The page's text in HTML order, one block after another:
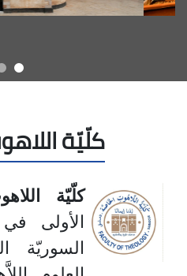
كلّيّة
كلّيّة
الأولى في
السوريّة